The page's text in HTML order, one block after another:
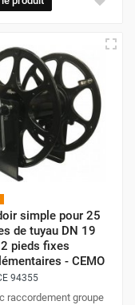
simple pour 25
de tuyau DN 19
pieds fixes
- CEMO
94355
raccordement groupe